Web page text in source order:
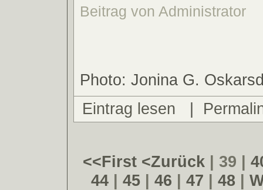
Beitrag von Administrator
Photo: Jonina G.
Eintrag lesen
|
<<First <Zurück | 39 |
44 | 45 | 46 | 47 | 48 |